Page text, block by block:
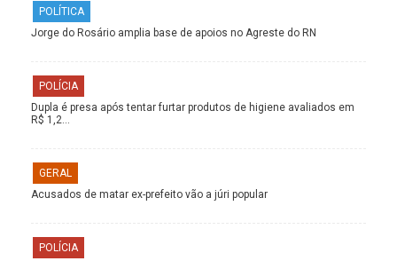
POLÍTICA
Jorge do Rosário amplia base de apoios no Agreste do RN
POLÍCIA
Dupla é presa após tentar furtar produtos de higiene avaliados em
R$ 1,2…
GERAL
Acusados de matar ex-prefeito vão a júri popular
POLÍCIA